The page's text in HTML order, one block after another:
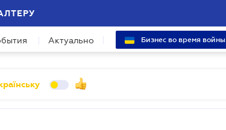
Актуально Бизнес во время войны